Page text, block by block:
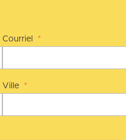
Courriel *
Ville *